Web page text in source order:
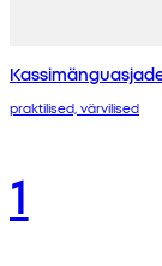
praktilised, värvilised
1